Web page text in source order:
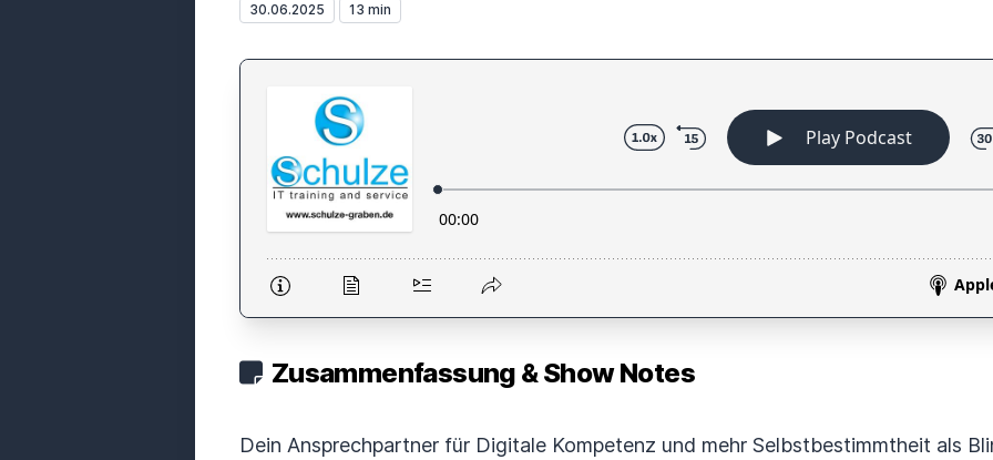
30.06.2025 13 min
Zusammenfassung & Show Notes
Dein Ansprechpartner für Digitale Kompetenz und mehr Selbstbestimmtheit als